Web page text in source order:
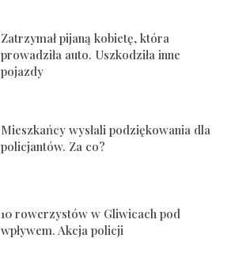
Zatrzymał pijaną kobietę, która
prowadziła auto. Uszkodziła inne
pojazdy
Mieszkańcy wysłali podziękowania dla
policjantów. Za co?
10 rowerzystów w Gliwicach pod
wpływem. Akcja policji